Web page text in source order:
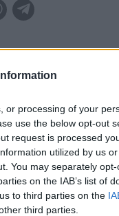
or processing of your
use the below opt-out
request is processed
utilized by us
You may separately
on the IAB’s list of
to third parties on the
third parties.
y Rusia producen
que están
de las tropas
alimenticia severa
en la actualidad.
matrimonios